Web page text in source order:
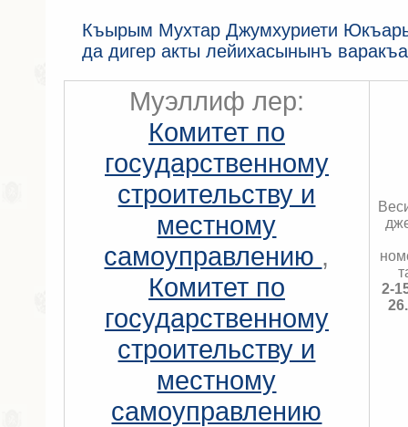
КъМДж ЮР депутатлар фракциялары
КъМДж ЮР аппараты
Советники Председателя ГС РК
Независимая
Информация
Схема
Къырым Мухтар Джумхуриети
да дигер акты лейихасынынъ
Муэллиф лер:
Комитет по
государственному
строительству и
местному
самоуправлению ,
Комитет по
государственному
строительству и
местному
самоуправлению
2-